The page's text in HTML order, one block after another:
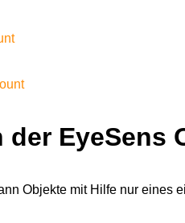
der EyeSens
Objekte mit Hilfe nur eines